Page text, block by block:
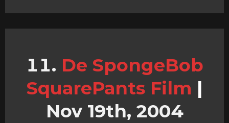
De SpongeBob
SquarePants Film |
Nov 19th, 2004